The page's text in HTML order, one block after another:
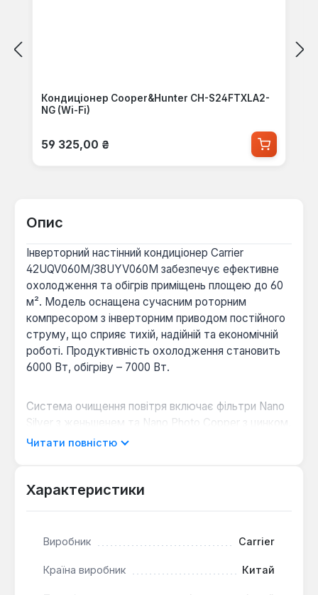
Кондиціонер Cooper&Hunter CH-S24FTXLA2-
NG (Wi-Fi)
Звичайна ціна:
59 325,00 ₴
Опис
Інверторний настінний кондиціонер Carrier
42UQV060M/38UYV060M забезпечує ефективне
охолодження та обігрів приміщень площею до 60
м². Модель оснащена сучасним роторним
компресором з інверторним приводом постійного
струму, що сприяє тихій, надійній та економічній
роботі. Продуктивність охолодження становить
6000 Вт, обігріву – 7000 Вт.
Система очищення повітря включає фільтри Nano
Silver з женьшенем та Nano Photo Copper з цинком,
які ефективно усувають забруднення, бактерії та
охолодження, обігріву, осушення (до 2.3 л/год) та
блоку становить 40 дБ.
Висока енергоефективність: Інверторна
Читати повністю
Характеристики
Виробник Carrier
Країна виробник Китай